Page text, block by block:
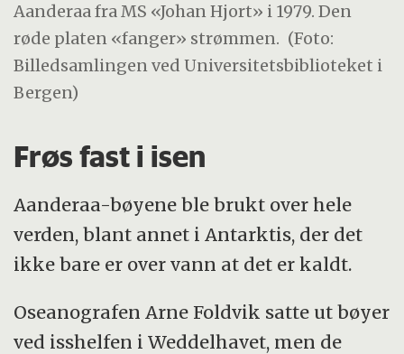
Aanderaa fra MS «Johan Hjort» i 1979. Den
røde platen «fanger» strømmen. (Foto:
Billedsamlingen ved Universitetsbiblioteket i
Bergen)
Frøs fast i isen
Aanderaa-bøyene ble brukt over hele
verden, blant annet i Antarktis, der det
ikke bare er over vann at det er kaldt.
Oseanografen Arne Foldvik satte ut bøyer
ved isshelfen i Weddelhavet, men de